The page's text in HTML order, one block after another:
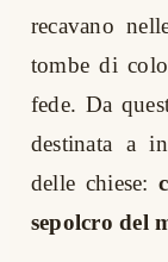
recavano
tombe di
fede. Da
destinata a
delle chiese:
sepolcro del